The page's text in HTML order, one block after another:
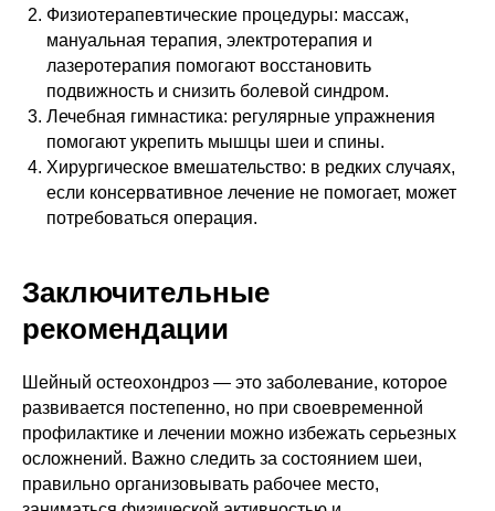
Физиотерапевтические процедуры: массаж,
мануальная терапия, электротерапия и
лазеротерапия помогают восстановить
подвижность и снизить болевой синдром.
Лечебная гимнастика: регулярные упражнения
помогают укрепить мышцы шеи и спины.
Хирургическое вмешательство: в редких случаях,
если консервативное лечение не помогает, может
потребоваться операция.
Заключительные
рекомендации
Шейный остеохондроз — это заболевание, которое
развивается постепенно, но при своевременной
профилактике и лечении можно избежать серьезных
осложнений. Важно следить за состоянием шеи,
правильно организовывать рабочее место,